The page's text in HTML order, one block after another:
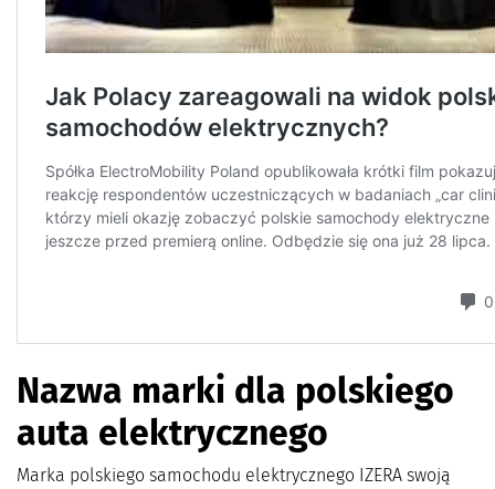
Nazwa marki dla polskiego
auta elektrycznego
Marka polskiego samochodu elektrycznego IZERA swoją